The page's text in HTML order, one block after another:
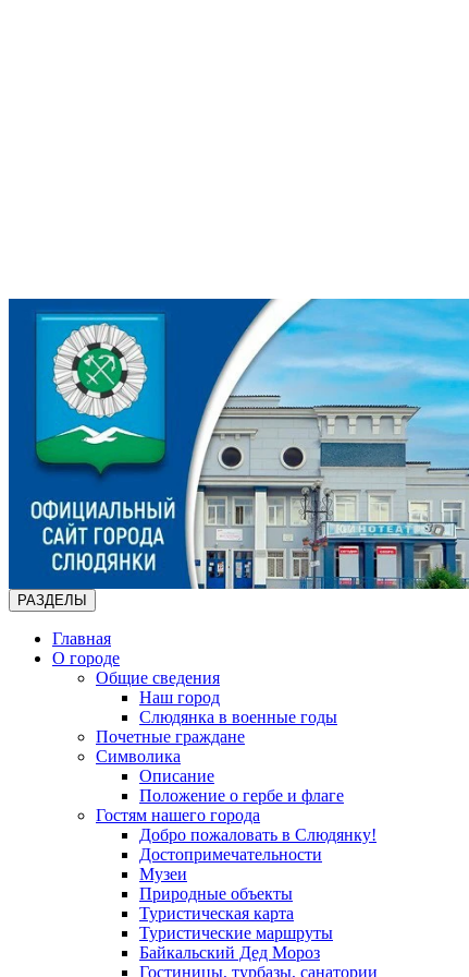
РАЗДЕЛЫ
Главная
О городе
Общие сведения
Наш город
Слюдянка в военные годы
Почетные граждане
Символика
Описание
Положение о гербе и флаге
Гостям нашего города
Добро пожаловать в Слюдянку!
Достопримечательности
Музеи
Природные объекты
Туристическая карта
Туристические маршруты
Байкальский Дед Мороз
Гостиницы, турбазы, санатории